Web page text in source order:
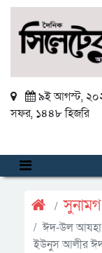
৯ই আগস্ট,
সফর, ১৪৪৮ হিজরি
ঈদ-উল আযহা
ইউনুস আলীর ঈদ